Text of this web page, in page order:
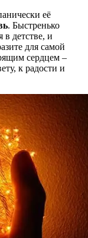
её
. Быстренько
детстве, и
для самой
сердцем –
к радости и